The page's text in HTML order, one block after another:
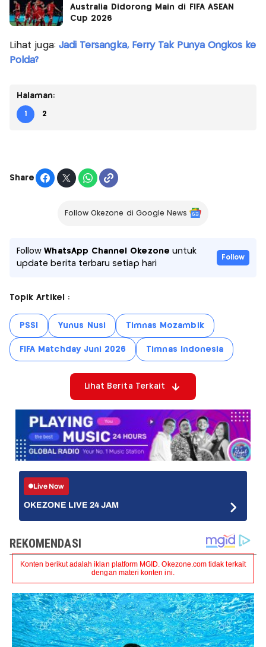
Australia Didorong Main di FIFA ASEAN
Cup 2026
Lihat juga: Jadi Tersangka, Ferry Tak Punya Ongkos ke
Polda?
Halaman:
1 2
Share
Follow Okezone di Google News
FollowWhatsApp Channel Okezone untuk
update berita terbaru setiap hari
Follow
Topik Artikel :
PSSI Yunus Nusi Timnas Mozambik
FIFA Matchday Juni 2026 Timnas Indonesia
Lihat Berita Terkait
Live Now
OKEZONE LIVE 24 JAM